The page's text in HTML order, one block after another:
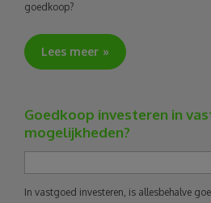
goedkoop?
Lees meer
Goedkoop investeren in
mogelijkheden?
In vastgoed investeren, is allesbehalve